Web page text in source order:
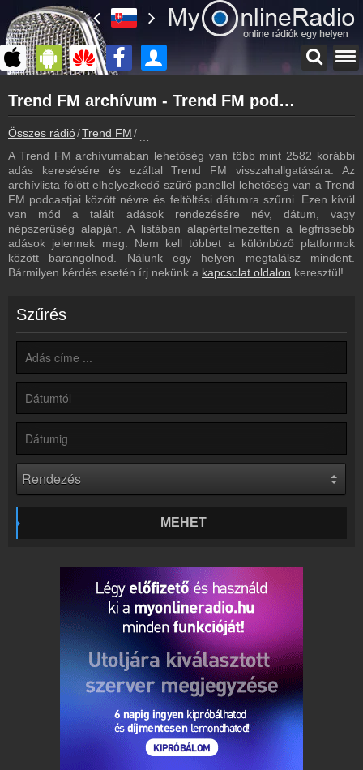
myonlineradio.hu
Trend FM
Vissza a Trend FM oldalára
Bejelentkezés
Hozz létre saját fiókot!
Műsorújság
Trend FM műsorai
Hírek
Trend FM kapcsolatos hírek
Írj nekünk!
Partnerek
Rádiós partnerek
Rádió beágyazás
Ágyazd be weboldaladba
Online rádió készítés
Készítés lépésről lépésre
Trend FM archívum - Trend FM podcasts - Trend FM visszahallgatás
Összes rádió Trend FM
A Trend FM archívumában lehetőség van több mint 2582 korábbi
adás keresésére és ezáltal Trend FM visszahallgatására. Az
archívlista fölött elhelyezkedő szűrő panellel lehetőség van a Trend
FM podcastjai között névre és feltöltési dátumra szűrni. Ezen kívül
van mód a talált adások rendezésére név, dátum, vagy
népszerűség alapján. A listában alapértelmezetten a legfrissebb
adások jelennek meg. Nem kell többet a különböző platformok
között barangolnod. Nálunk egy helyen megtalálsz mindent.
Bármilyen kérdés esetén írj nekünk a kapcsolat oldalon keresztül!
Szűrés
MEHET